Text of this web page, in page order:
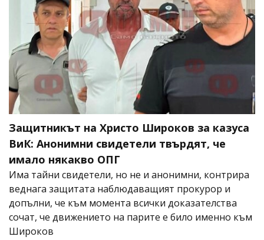
Защитникът на Христо Широков за казуса
ВиК: Анонимни свидетели твърдят, че
имало някакво ОПГ
Има тайни свидетели, но не и анонимни, контрира
веднага защитата наблюдаващият прокурор и
допълни, че към момента всички доказателства
сочат, че движението на парите е било именно към
Широков